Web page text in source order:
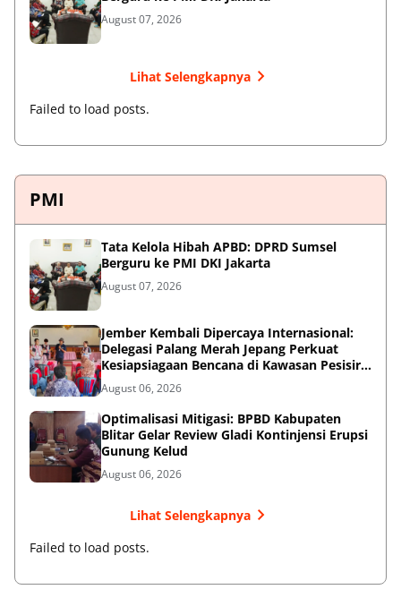
August 07, 2026
Lihat Selengkapnya
Failed to load posts.
PMI
Tata Kelola Hibah APBD: DPRD Sumsel
Berguru ke PMI DKI Jakarta
August 07, 2026
Jember Kembali Dipercaya Internasional:
Delegasi Palang Merah Jepang Perkuat
Kesiapsiagaan Bencana di Kawasan Pesisir
dan Sekolah
August 06, 2026
Optimalisasi Mitigasi: BPBD Kabupaten
Blitar Gelar Review Gladi Kontinjensi Erupsi
Gunung Kelud
August 06, 2026
Lihat Selengkapnya
Failed to load posts.